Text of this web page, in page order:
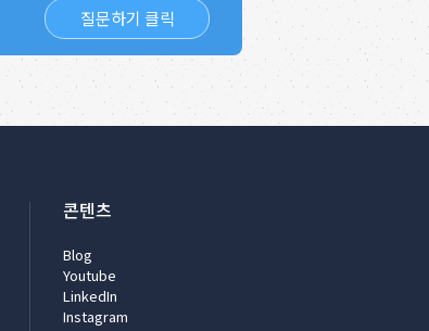
질문하기 클릭
콘텐츠
Blog
Youtube
LinkedIn
Instagram